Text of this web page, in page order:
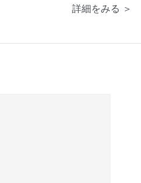
詳細をみる ＞